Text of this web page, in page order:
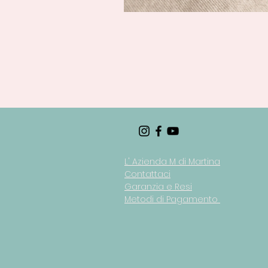
L' Azienda M di Martina
Contattaci
Garanzia e Resi
Metodi di Pagamento